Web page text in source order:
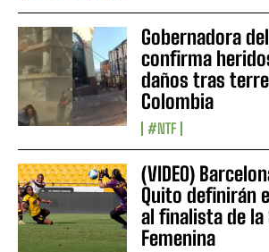
Gobernadora
confirma
daños tras
Colombia
#NTF
(VIDEO)
Quito definirán
al finalista de la
Femenina